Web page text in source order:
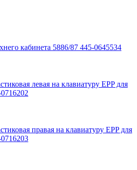
кабинета 5886/87 445-0645534
левая на клавиатуру EPP для
правая на клавиатуру EPP для